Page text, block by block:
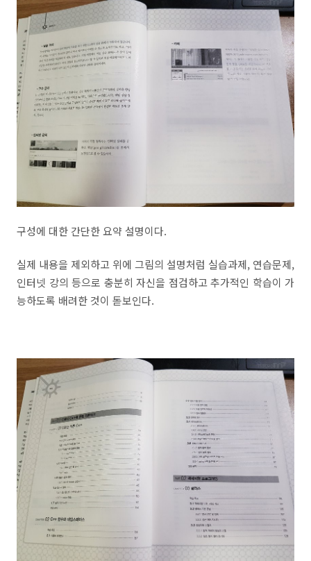
구성에 대한 간단한 요약 설명이다.
실제 내용을 제외하고 위에 그림의 설명처럼 실습과제, 연습문제,
인터넷 강의 등으로 충분히 자신을 점검하고 추가적인 학습이 가
능하도록 배려한 것이 돋보인다.